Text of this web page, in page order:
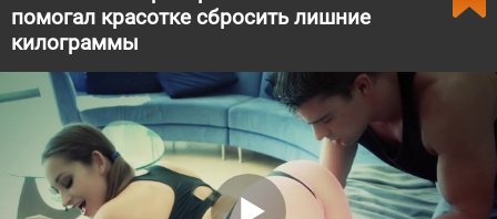
помогал красотке сбросить лишние
килограммы